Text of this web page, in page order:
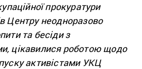
прокуратури
Центру неодноразово
та бесіди з
цікавилися роботою щодо
активістами УКЦ